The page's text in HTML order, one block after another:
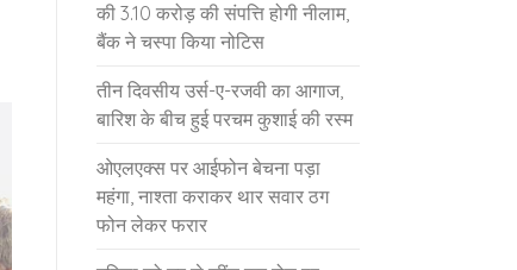
की 3.10 करोड़ की संपत्ति होगी नीलाम,
बैंक ने चस्पा किया नोटिस
तीन दिवसीय उर्स-ए-रजवी का आगाज,
बारिश के बीच हुई परचम कुशाई की रस्म
ओएलएक्स पर आईफोन बेचना पड़ा
महंगा, नाश्ता कराकर थार सवार ठग
फोन लेकर फरार